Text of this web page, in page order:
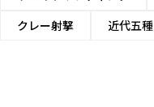
クレー射撃
近代五種